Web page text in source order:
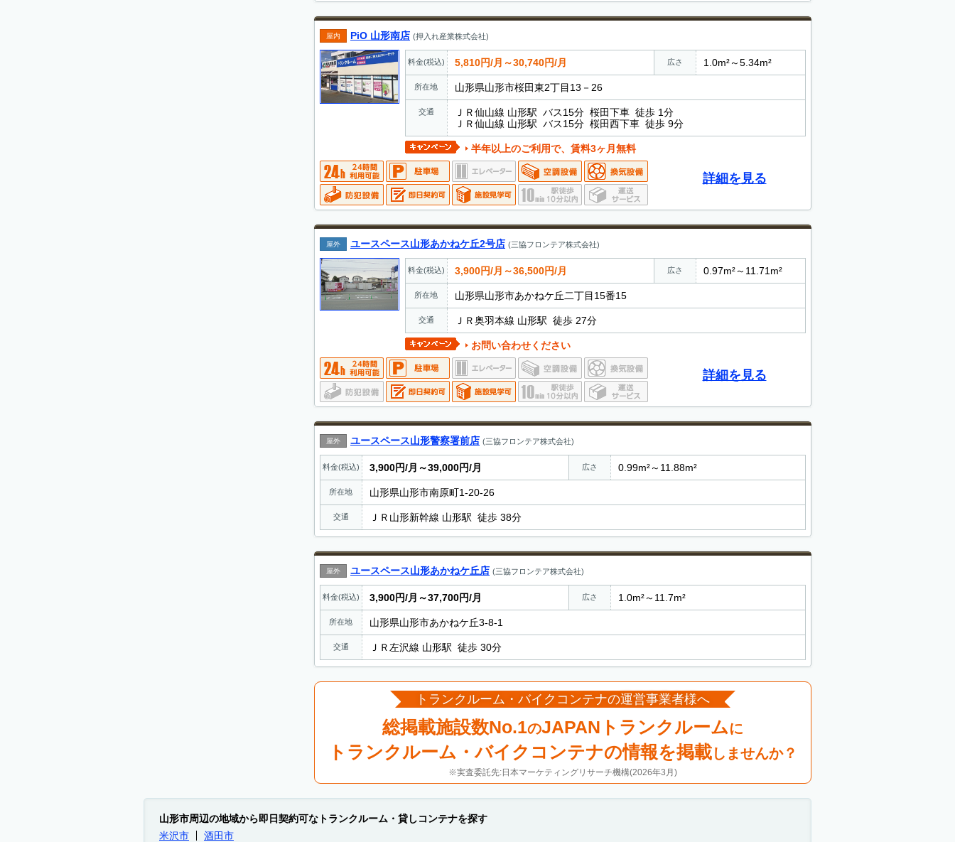
屋内 PiO 山形南店 (押入れ産業株式会社)
料金(税込) 5,810円/月～30,740円/月 広さ 1.0m²～5.34m²
所在地 山形県山形市桜田東2丁目13－26
交通
ＪＲ仙山線 山形駅 バス15分 桜田下車 徒歩 1分
ＪＲ仙山線 山形駅 バス15分 桜田西下車 徒歩 9分
半年以上のご利用で、賃料3ヶ月無料
詳細を見る
屋外 ユースペース山形あかねケ丘2号店 (三協フロンテア株式会社)
料金(税込) 3,900円/月～36,500円/月 広さ 0.97m²～11.71m²
所在地 山形県山形市あかねケ丘二丁目15番15
交通 ＪＲ奥羽本線 山形駅 徒歩 27分
お問い合わせください
詳細を見る
屋外 ユースペース山形警察署前店 (三協フロンテア株式会社)
料金(税込) 3,900円/月～39,000円/月 広さ 0.99m²～11.88m²
所在地 山形県山形市南原町1-20-26
交通 ＪＲ山形新幹線 山形駅 徒歩 38分
屋外 ユースペース山形あかねケ丘店 (三協フロンテア株式会社)
料金(税込) 3,900円/月～37,700円/月 広さ 1.0m²～11.7m²
所在地 山形県山形市あかねケ丘3-8-1
交通 ＪＲ左沢線 山形駅 徒歩 30分
トランクルーム・バイクコンテナの運営事業者様へ
総掲載施設数No.1のJAPANトランクルームに
トランクルーム・バイクコンテナの情報を掲載しませんか？
※実査委託先:日本マーケティングリサーチ機構(2026年3月)
山形市周辺の地域から即日契約可なトランクルーム・貸しコンテナを探す
米沢市
酒田市